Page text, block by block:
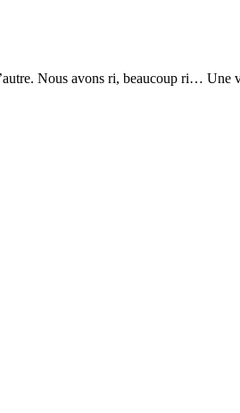
Nous avons ri, beaucoup ri…